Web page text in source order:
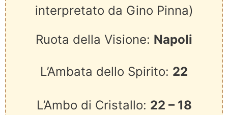
interpretato da Gino Pinna)
Ruota della Visione: Napoli
L’Ambata dello Spirito: 22
L’Ambo di Cristallo: 22 – 18